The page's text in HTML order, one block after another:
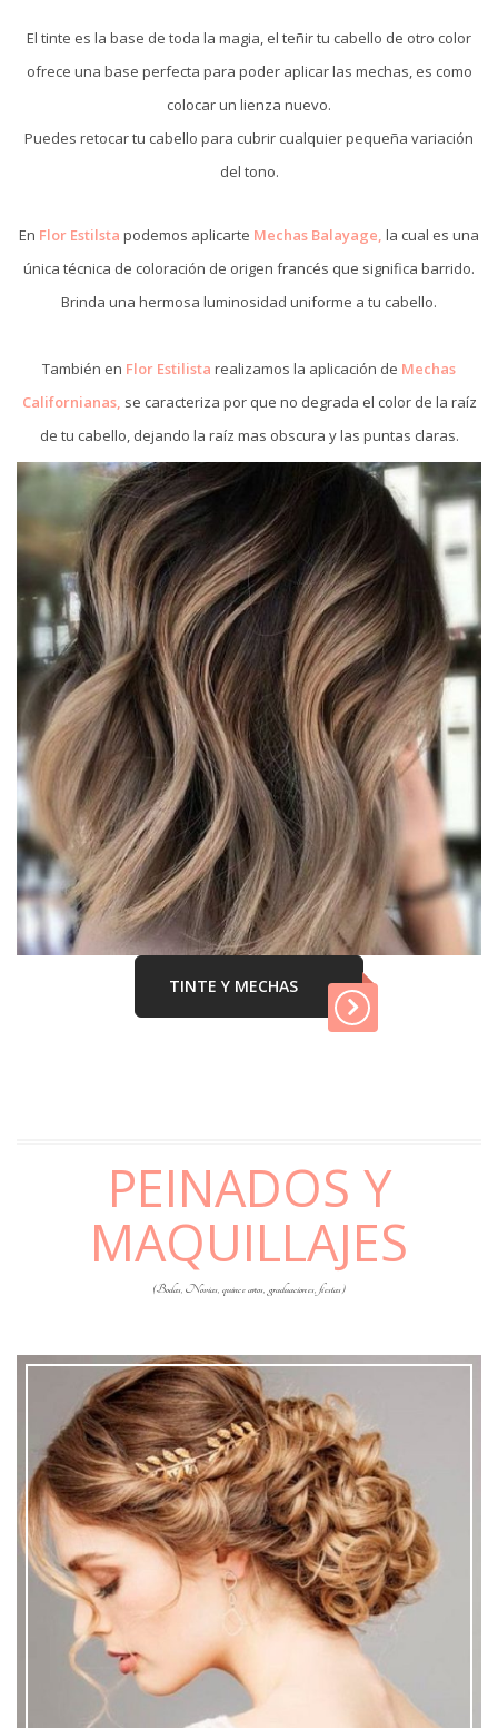
El tinte es la base de toda la magia, el teñir tu cabello de otro color
ofrece una base perfecta para poder aplicar las mechas, es como
colocar un lienza nuevo.
Puedes retocar tu cabello para cubrir cualquier pequeña variación
del tono.
En Flor Estilsta podemos aplicarte Mechas Balayage, la cual es una
única técnica de coloración de origen francés que significa barrido.
Brinda una hermosa luminosidad uniforme a tu cabello.
También en Flor Estilista realizamos la aplicación de Mechas
Californianas, se caracteriza por que no degrada el color de la raíz
de tu cabello, dejando la raíz mas obscura y las puntas claras.
TINTE Y MECHAS
PEINADOS Y
MAQUILLAJES
(Bodas, Novias, quince años, graduaciones, fiestas)